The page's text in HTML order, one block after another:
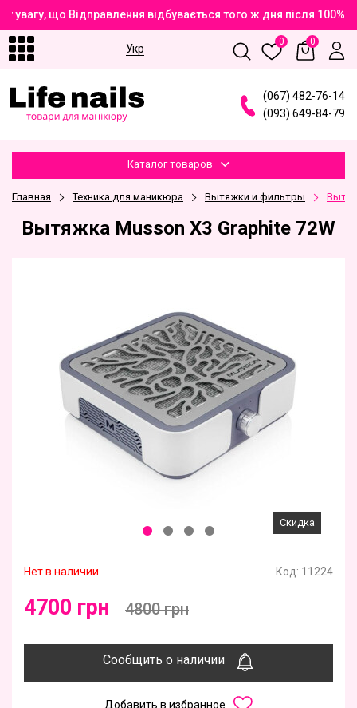
увагу, що Відправлення відбувається того ж дня після
Укр
0 0
(067) 482-76-14
(093) 649-84-79
Каталог товаров
Главная Техника для маникюра Вытяжки и фильтры
Вытяжка Musson X3 Graphite 72W
Скидка
Нет в наличии Код: 11224
4700 грн 4800 грн
Сообщить о наличии
Добавить в избранное